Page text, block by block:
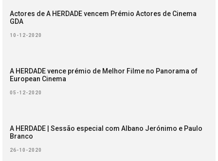
Actores de A HERDADE vencem Prémio Actores de Cinema
GDA
10-12-2020
A HERDADE vence prémio de Melhor Filme no Panorama of
European Cinema
05-12-2020
A HERDADE | Sessão especial com Albano Jerónimo e Paulo
Branco
26-10-2020